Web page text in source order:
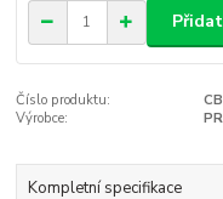
Číslo produktu:
Výrobce:
Kompletní specifikace